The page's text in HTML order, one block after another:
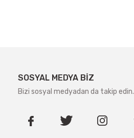
SOSYAL MEDYA BİZ
Bizi sosyal medyadan da takip edin.